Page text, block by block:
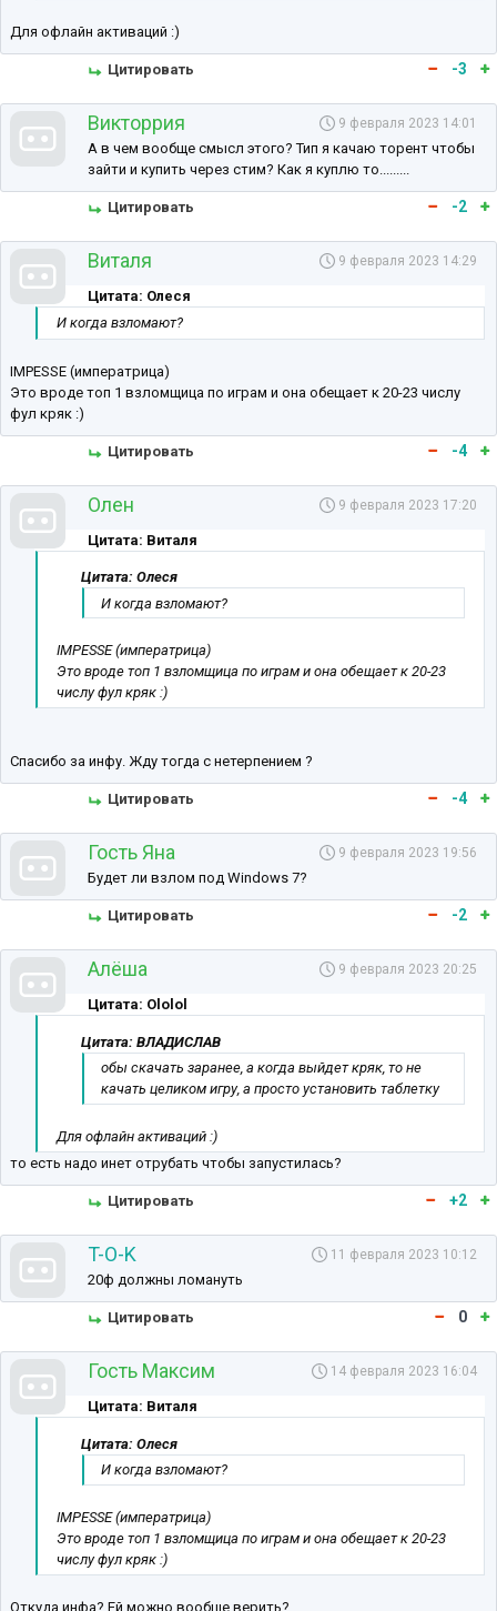
Для офлайн активаций :)
Цитировать -3
Викторрия 9 февраля 2023 14:01
А в чем вообще смысл этого? Тип я качаю торент чтобы
зайти и купить через стим? Как я куплю то.........
Цитировать -2
Виталя 9 февраля 2023 14:29
Цитата: Олеся
И когда взломают?
IMPESSE (императрица)
Это вроде топ 1 взломщица по играм и она обещает к 20-23 числу
фул кряк :)
Цитировать -4
Олен 9 февраля 2023 17:20
Цитата: Виталя
Цитата: Олеся
И когда взломают?
IMPESSE (императрица)
Это вроде топ 1 взломщица по играм и она обещает к 20-23
числу фул кряк :)
Спасибо за инфу. Жду тогда с нетерпением ?
Цитировать -4
Гость Яна 9 февраля 2023 19:56
Будет ли взлом под Windows 7?
Цитировать -2
Алёша 9 февраля 2023 20:25
Цитата: Ololol
Цитата: ВЛАДИСЛАВ
обы скачать заранее, а когда выйдет кряк, то не
качать целиком игру, а просто установить таблетку
Для офлайн активаций :)
то есть надо инет отрубать чтобы запустилась?
Цитировать +2
T-O-K 11 февраля 2023 10:12
20ф должны ломануть
Цитировать 0
Гость Максим 14 февраля 2023 16:04
Цитата: Виталя
Цитата: Олеся
И когда взломают?
IMPESSE (императрица)
Это вроде топ 1 взломщица по играм и она обещает к 20-23
числу фул кряк :)
Откуда инфа? Ей можно вообще верить?